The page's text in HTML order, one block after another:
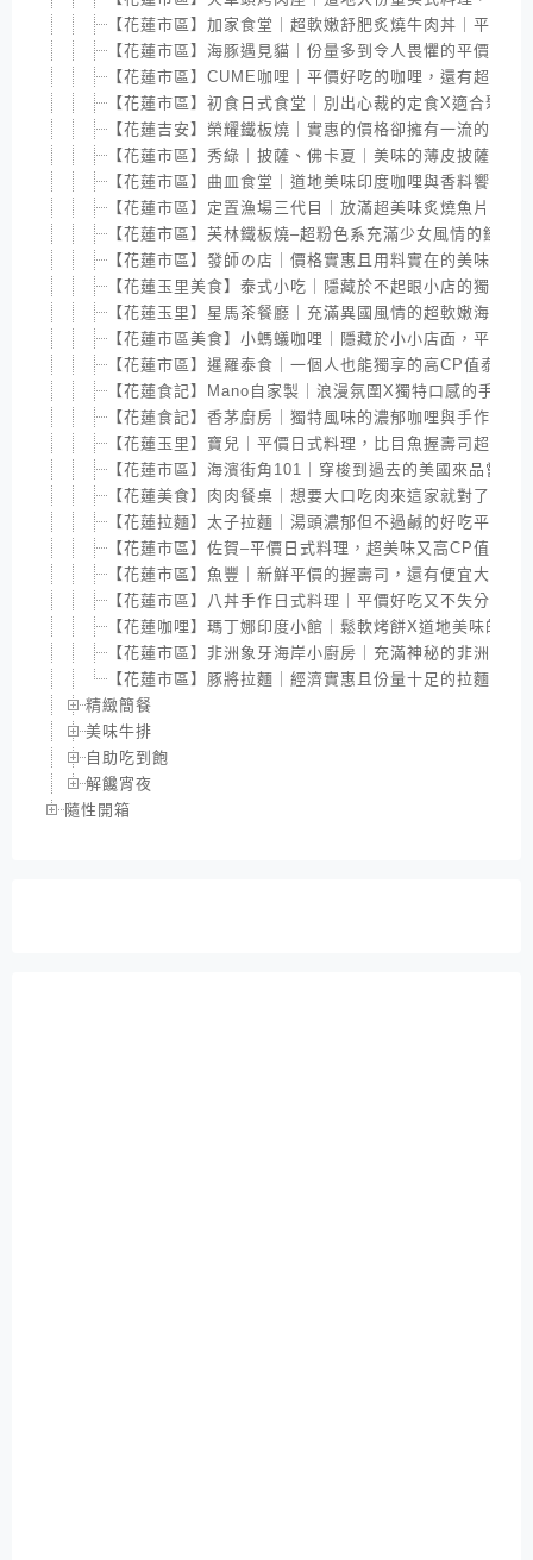
【花蓮市區】加家食堂｜超軟嫩舒肥炙燒牛肉丼｜平價丼
【花蓮市區】海豚遇見貓｜份量多到令人畏懼的平價義大
【花蓮市區】CUME咖哩｜平價好吃的咖哩，還有超可愛
【花蓮市區】初食日式食堂｜別出心裁的定食X適合聚餐
【花蓮吉安】榮耀鐵板燒｜實惠的價格卻擁有一流的手藝
【花蓮市區】秀綠｜披薩、佛卡夏｜美味的薄皮披薩，還
【花蓮市區】曲皿食堂｜道地美味印度咖哩與香料饗宴
【花蓮市區】定置漁場三代目｜放滿超美味炙燒魚片的漁
【花蓮市區】芙林鐵板燒–超粉色系充滿少女風情的鐵板燒
【花蓮市區】發師の店｜價格實惠且用料實在的美味握壽
【花蓮玉里美食】泰式小吃｜隱藏於不起眼小店的獨特美
【花蓮玉里】星馬茶餐廳｜充滿異國風情的超軟嫩海南雞
【花蓮市區美食】小螞蟻咖哩｜隱藏於小小店面，平價
【花蓮市區】暹羅泰食｜一個人也能獨享的高CP值泰式
【花蓮食記】Mano自家製｜浪漫氛圍X獨特口感的手工義
【花蓮食記】香茅廚房｜獨特風味的濃郁咖哩與手作泰式
【花蓮玉里】寶兒｜平價日式料理，比目魚握壽司超好吃
【花蓮市區】海濱街角101｜穿梭到過去的美國來品嘗這
【花蓮美食】肉肉餐桌｜想要大口吃肉來這家就對了，
【花蓮拉麵】太子拉麵｜湯頭濃郁但不過鹹的好吃平價拉
【花蓮市區】佐賀–平價日式料理，超美味又高CP值的豐
【花蓮市區】魚豐｜新鮮平價的握壽司，還有便宜大碗的
【花蓮市區】八丼手作日式料理｜平價好吃又不失分量的
【花蓮咖哩】瑪丁娜印度小館｜鬆軟烤餅X道地美味的印
【花蓮市區】非洲象牙海岸小廚房｜充滿神秘的非洲特色
【花蓮市區】豚將拉麵｜經濟實惠且份量十足的拉麵
精緻簡餐
美味牛排
自助吃到飽
解饞宵夜
隨性開箱